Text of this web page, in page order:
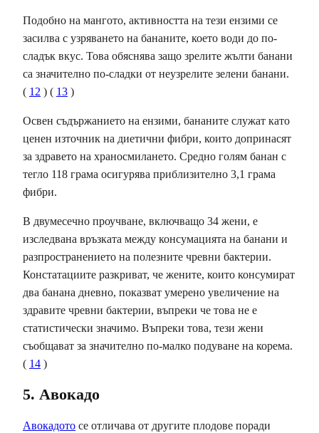
Подобно на мангото, активността на тези ензими се
засилва с узряването на бананите, което води до по-
сладък вкус. Това обяснява защо зрелите жълти банани
са значително по-сладки от неузрелите зелени банани.
( 12 ) ( 13 )
Освен съдържанието на ензими, бананите служат като
ценен източник на диетични фибри, които допринасят
за здравето на храносмилането. Средно голям банан с
тегло 118 грама осигурява приблизително 3,1 грама
фибри.
В двумесечно проучване, включващо 34 жени, е
изследвана връзката между консумацията на банани и
разпространението на полезните чревни бактерии.
Констатациите разкриват, че жените, които консумират
два банана дневно, показват умерено увеличение на
здравите чревни бактерии, въпреки че това не е
статистически значимо. Въпреки това, тези жени
съобщават за значително по-малко подуване на корема.
( 14 )
5. Авокадо
Авокадото се отличава от другите плодове поради